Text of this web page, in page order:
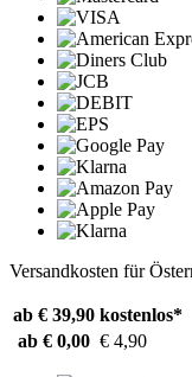
Versandkosten für
ab € 39,90 kostenlos*
ab € 0,00 € 4,90